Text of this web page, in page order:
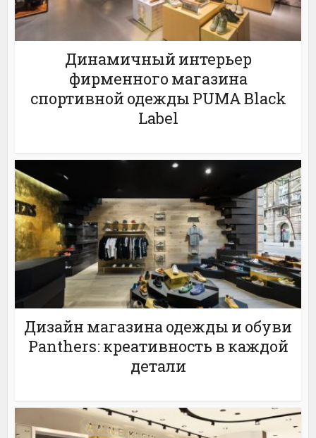
Динамичный интерьер
фирменного магазина
спортивной одежды PUMA Black
Label
Дизайн магазина одежды и обуви
Panthers: креативность в каждой
детали